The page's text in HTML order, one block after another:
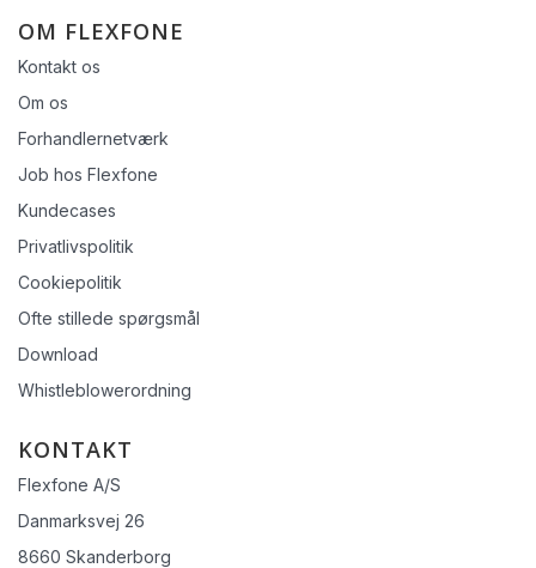
OM FLEXFONE
Kontakt os
Om os
Forhandlernetværk
Job hos Flexfone
Kundecases
Privatlivspolitik
Cookiepolitik
Ofte stillede spørgsmål
Download
Whistleblowerordning
KONTAKT
Flexfone A/S
Danmarksvej 26
8660 Skanderborg